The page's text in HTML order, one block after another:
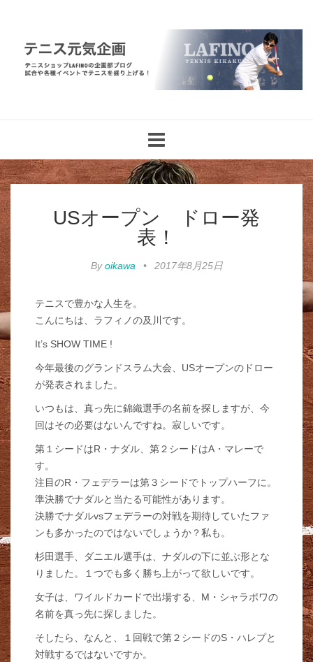
navigation
USオープン ドロー発
表！
Byoikawa • 2017年8月25日
テニスで豊かな人生を。
こんにちは、ラフィノの及川です。
It’s SHOW TIME !
今年最後のグランドスラム大会、USオープンのドロー
が発表されました。
いつもは、真っ先に錦織選手の名前を探しますが、今
回はその必要はないんですね。寂しいです。
第１シードはR・ナダル、第２シードはA・マレーで
す。
注目のR・フェデラーは第３シードでトップハーフに。
準決勝でナダルと当たる可能性があります。
決勝でナダルvsフェデラーの対戦を期待していたファ
ンも多かったのではないでしょうか？私も。
杉田選手、ダニエル選手は、ナダルの下に並ぶ形とな
りました。１つでも多く勝ち上がって欲しいです。
女子は、ワイルドカードで出場する、M・シャラポワの
名前を真っ先に探しました。
そしたら、なんと、１回戦で第２シードのS・ハレプと
対戦するではないですか。